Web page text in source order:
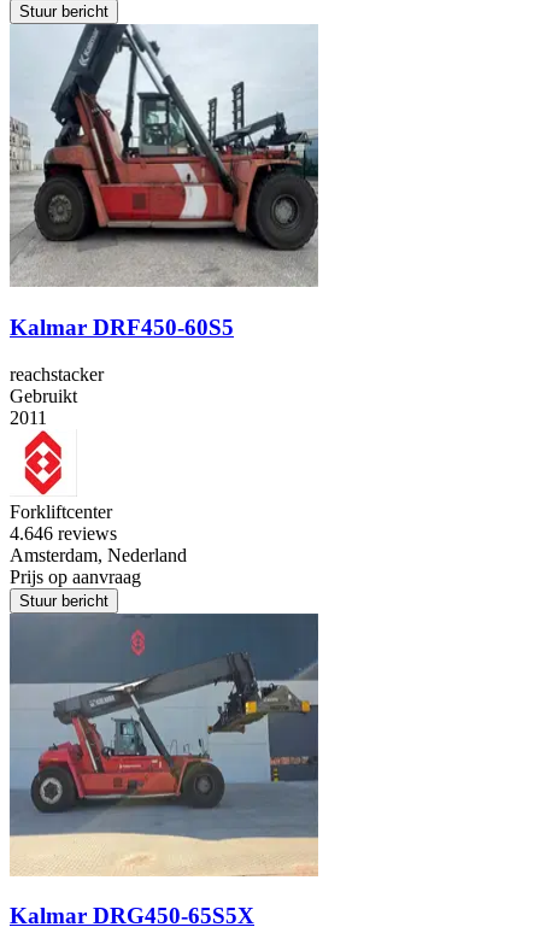
Stuur bericht
Kalmar DRF450-60S5
reachstacker
Gebruikt
2011
Forkliftcenter
4.646 reviews
Amsterdam, Nederland
Prijs op aanvraag
Stuur bericht
Kalmar DRG450-65S5X